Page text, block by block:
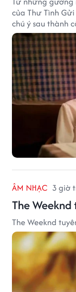
của Thư Tình
chú ý sau thành
ÂM NHẠC 3 giờ
The
The Weeknd